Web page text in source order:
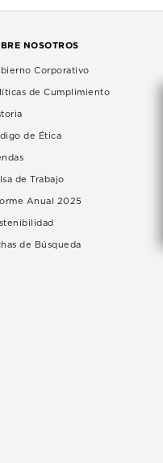
NOSOTROS
Corporativo
de Cumplimiento
de Ética
de Trabajo
Anual 2025
de Búsqueda